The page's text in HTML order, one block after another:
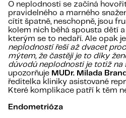
O neplodnosti se začíná
pravidelného a marného
cítit špatně, neschopně, jsou
kolem nich běhá spousta dětí
kterým se to nedaří. Ale opak je
neplodností řeší až dvacet
mýtem, že častěji je to díky
důvodů neplodnosti je totiž na
upozorňuje MUDr. Milada
ředitelka kliniky asistované
Které komplikace patří k těm
Endometrióza